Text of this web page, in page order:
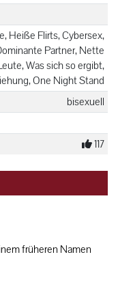
Heiße Flirts, Cybersex,
Partner, Nette
Was sich so ergibt,
One Night Stand
bisexuell
117
früheren Namen